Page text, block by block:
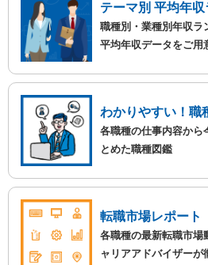
テーマ別 平均年
職種別・業種別年収ラ
平均年収データをご用
わかりやすい！職
各職種の仕事内容から
とめた職種図鑑
転職市場レポート
各職種の最新転職市場
ャリアアドバイザーが